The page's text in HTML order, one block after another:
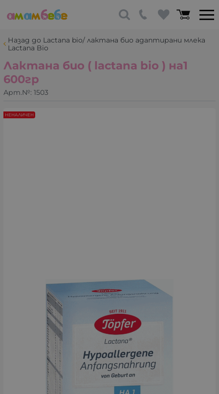
Назад до Lactana bio/ лактана био адаптирани млека
Lactana Bio
Лактана био ( lactana bio ) на1
600гр
Арт.№: 1503
НЕНАЛИЧЕН